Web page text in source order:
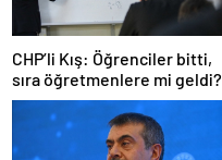
CHP’li Kış: Öğrenciler bitti,
sıra öğretmenlere mi geldi?